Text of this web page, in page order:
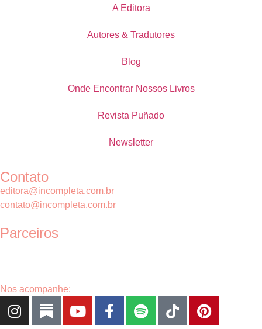
A Editora
Autores & Tradutores
Blog
Onde Encontrar Nossos Livros
Revista Puñado
Newsletter
Contato
editora@incompleta.com.br
contato@incompleta.com.br
Parceiros
Nos acompanhe: